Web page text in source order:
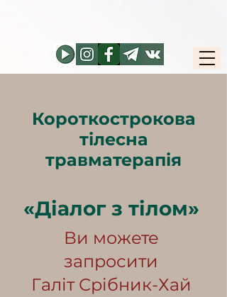
Короткострокова
тілесна
травматерапія
«Діалог з тілом»
​Ви можете
запросити
Галіт Срібник-Хай